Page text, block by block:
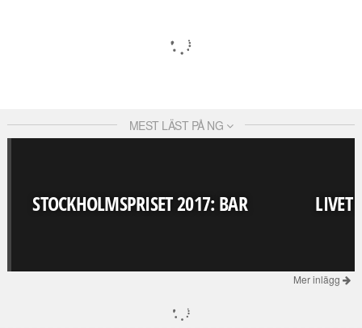
MEST LÄST PÅ NG
STOCKHOLMSPRISET 2017: BAR LIVET
Mer inlägg